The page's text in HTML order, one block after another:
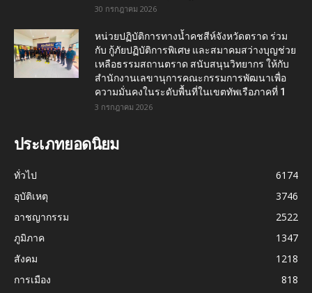
30 กรกฎาคม 2026
หน่วยปฏิบัติการทางน้ำคชสีห์จังหวัดตราด ร่วม
กับ กู้ภัยปฏิบัติการพิเศษ และสมาคมสว่างบุญช่วย
เหลือธรรมสถานตราด สนับสนุนวิทยากร ให้กับ
สำนักงานเลขานุการคณะกรรมการพัฒนาเพื่อ
ความมั่นคงในระดับพื้นที่ในเขตทัพเรือภาคที่ 1
3 กรกฎาคม 2026
ประเภทยอดนิยม
ทั่วไป
6174
อุบัติเหตุ
3746
อาชญากรรม
2522
ภูมิภาค
1347
สังคม
1218
การเมือง
818